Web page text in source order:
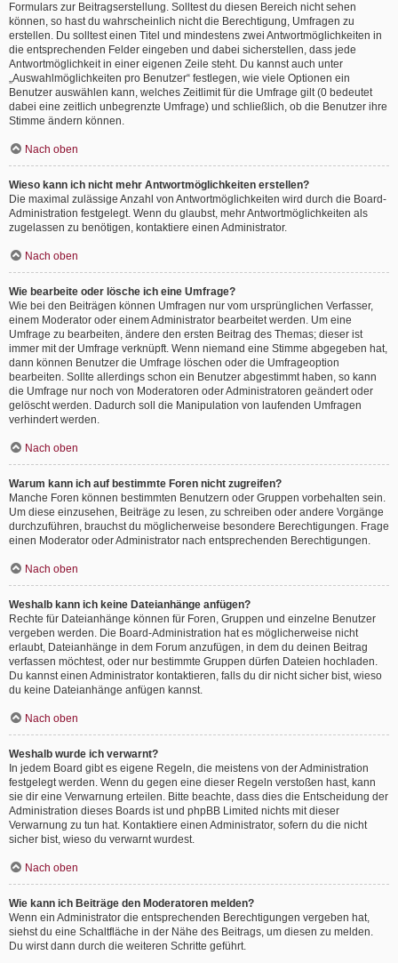
Formulars zur Beitragserstellung. Solltest du diesen Bereich nicht sehen
können, so hast du wahrscheinlich nicht die Berechtigung, Umfragen zu
erstellen. Du solltest einen Titel und mindestens zwei Antwortmöglichkeiten in
die entsprechenden Felder eingeben und dabei sicherstellen, dass jede
Antwortmöglichkeit in einer eigenen Zeile steht. Du kannst auch unter
„Auswahlmöglichkeiten pro Benutzer“ festlegen, wie viele Optionen ein
Benutzer auswählen kann, welches Zeitlimit für die Umfrage gilt (0 bedeutet
dabei eine zeitlich unbegrenzte Umfrage) und schließlich, ob die Benutzer ihre
Stimme ändern können.
Nach oben
Wieso kann ich nicht mehr Antwortmöglichkeiten erstellen?
Die maximal zulässige Anzahl von Antwortmöglichkeiten wird durch die Board-
Administration festgelegt. Wenn du glaubst, mehr Antwortmöglichkeiten als
zugelassen zu benötigen, kontaktiere einen Administrator.
Nach oben
Wie bearbeite oder lösche ich eine Umfrage?
Wie bei den Beiträgen können Umfragen nur vom ursprünglichen Verfasser,
einem Moderator oder einem Administrator bearbeitet werden. Um eine
Umfrage zu bearbeiten, ändere den ersten Beitrag des Themas; dieser ist
immer mit der Umfrage verknüpft. Wenn niemand eine Stimme abgegeben hat,
dann können Benutzer die Umfrage löschen oder die Umfrageoption
bearbeiten. Sollte allerdings schon ein Benutzer abgestimmt haben, so kann
die Umfrage nur noch von Moderatoren oder Administratoren geändert oder
gelöscht werden. Dadurch soll die Manipulation von laufenden Umfragen
verhindert werden.
Nach oben
Warum kann ich auf bestimmte Foren nicht zugreifen?
Manche Foren können bestimmten Benutzern oder Gruppen vorbehalten sein.
Um diese einzusehen, Beiträge zu lesen, zu schreiben oder andere Vorgänge
durchzuführen, brauchst du möglicherweise besondere Berechtigungen. Frage
einen Moderator oder Administrator nach entsprechenden Berechtigungen.
Nach oben
Weshalb kann ich keine Dateianhänge anfügen?
Rechte für Dateianhänge können für Foren, Gruppen und einzelne Benutzer
vergeben werden. Die Board-Administration hat es möglicherweise nicht
erlaubt, Dateianhänge in dem Forum anzufügen, in dem du deinen Beitrag
verfassen möchtest, oder nur bestimmte Gruppen dürfen Dateien hochladen.
Du kannst einen Administrator kontaktieren, falls du dir nicht sicher bist, wieso
du keine Dateianhänge anfügen kannst.
Nach oben
Weshalb wurde ich verwarnt?
In jedem Board gibt es eigene Regeln, die meistens von der Administration
festgelegt werden. Wenn du gegen eine dieser Regeln verstoßen hast, kann
sie dir eine Verwarnung erteilen. Bitte beachte, dass dies die Entscheidung der
Administration dieses Boards ist und phpBB Limited nichts mit dieser
Verwarnung zu tun hat. Kontaktiere einen Administrator, sofern du die nicht
sicher bist, wieso du verwarnt wurdest.
Nach oben
Wie kann ich Beiträge den Moderatoren melden?
Wenn ein Administrator die entsprechenden Berechtigungen vergeben hat,
siehst du eine Schaltfläche in der Nähe des Beitrags, um diesen zu melden.
Du wirst dann durch die weiteren Schritte geführt.